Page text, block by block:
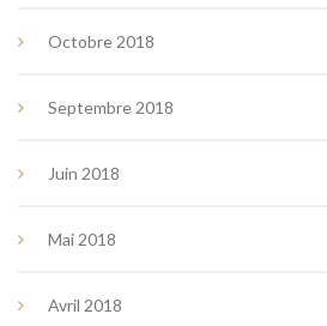
Octobre 2018
Septembre 2018
Juin 2018
Mai 2018
Avril 2018